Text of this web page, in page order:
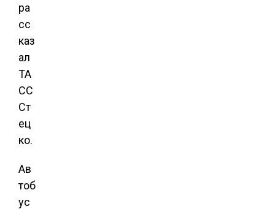
ра
сс
каз
ал
ТА
СС
Ст
ец
ко.
Ав
тоб
ус